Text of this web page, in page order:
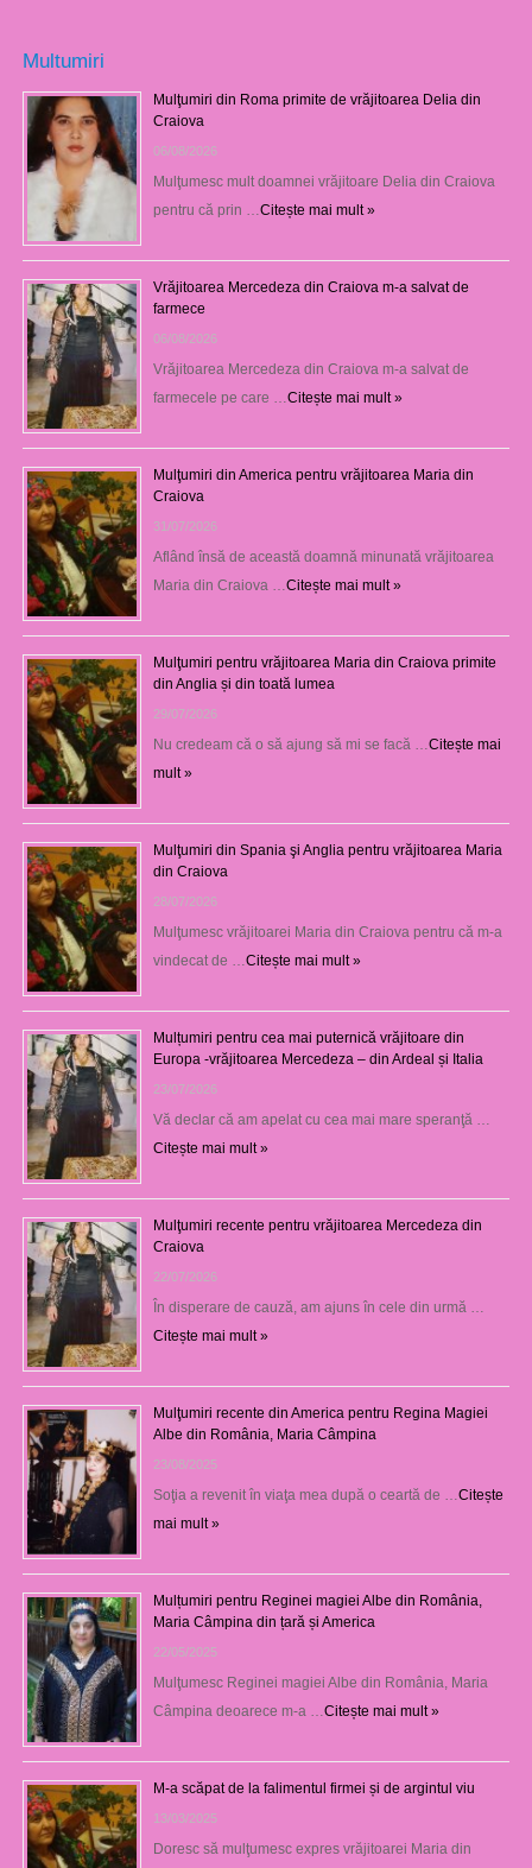
Multumiri
Mulţumiri din Roma primite de vrăjitoarea Delia din
Craiova
06/08/2026
Mulţumesc mult doamnei vrăjitoare Delia din Craiova
pentru că prin …Citește mai mult »
Vrăjitoarea Mercedeza din Craiova m-a salvat de
farmece
06/08/2026
Vrăjitoarea Mercedeza din Craiova m-a salvat de
farmecele pe care …Citește mai mult »
Mulţumiri din America pentru vrăjitoarea Maria din
Craiova
31/07/2026
Aflând însă de această doamnă minunată vrăjitoarea
Maria din Craiova …Citește mai mult »
Mulţumiri pentru vrăjitoarea Maria din Craiova primite
din Anglia și din toată lumea
29/07/2026
Nu credeam că o să ajung să mi se facă …Citește mai
mult »
Mulţumiri din Spania şi Anglia pentru vrăjitoarea Maria
din Craiova
28/07/2026
Mulţumesc vrăjitoarei Maria din Craiova pentru că m-a
vindecat de …Citește mai mult »
Mulțumiri pentru cea mai puternică vrăjitoare din
Europa -vrăjitoarea Mercedeza – din Ardeal și Italia
23/07/2026
Vă declar că am apelat cu cea mai mare speranţă …
Citește mai mult »
Mulţumiri recente pentru vrăjitoarea Mercedeza din
Craiova
22/07/2026
În disperare de cauză, am ajuns în cele din urmă …
Citește mai mult »
Mulţumiri recente din America pentru Regina Magiei
Albe din România, Maria Câmpina
23/08/2025
Soţia a revenit în viaţa mea după o ceartă de …Citește
mai mult »
Mulțumiri pentru Reginei magiei Albe din România,
Maria Câmpina din țară și America
22/05/2025
Mulţumesc Reginei magiei Albe din România, Maria
Câmpina deoarece m-a …Citește mai mult »
M-a scăpat de la falimentul firmei și de argintul viu
13/03/2025
Doresc să mulţumesc expres vrăjitoarei Maria din